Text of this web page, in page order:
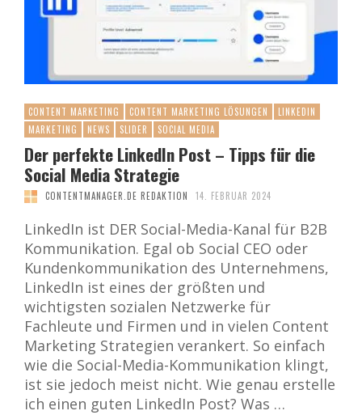
CONTENT MARKETING CONTENT MARKETING LÖSUNGEN
LINKEDIN
MARKETING
NEWS SLIDER SOCIAL MEDIA
Der perfekte LinkedIn Post – Tipps für die
Social Media Strategie
CONTENTMANAGER.DE REDAKTION 14. FEBRUAR 2024
LinkedIn ist DER Social-Media-Kanal für B2B
Kommunikation. Egal ob Social CEO oder
Kundenkommunikation des Unternehmens,
LinkedIn ist eines der größten und
wichtigsten sozialen Netzwerke für
Fachleute und Firmen und in vielen Content
Marketing Strategien verankert. So einfach
wie die Social-Media-Kommunikation klingt,
ist sie jedoch meist nicht. Wie genau erstelle
ich einen guten LinkedIn Post? Was …